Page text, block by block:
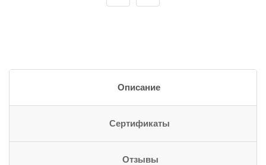
Описание
Сертификаты
Отзывы